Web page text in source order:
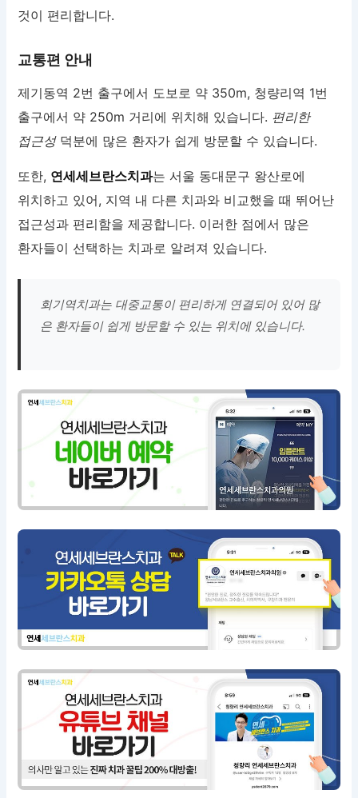
것이 편리합니다.
교통편 안내
제기동역 2번 출구에서 도보로 약 350m, 청량리역 1번
출구에서 약 250m 거리에 위치해 있습니다. 편리한
접근성덕분에 많은 환자가 쉽게 방문할 수 있습니다.
또한, 연세세브란스치과는 서울 동대문구 왕산로에
위치하고 있어, 지역 내 다른 치과와 비교했을 때 뛰어난
접근성과 편리함을 제공합니다. 이러한 점에서 많은
환자들이 선택하는 치과로 알려져 있습니다.
회기역치과는 대중교통이 편리하게 연결되어 있어 많
은 환자들이 쉽게 방문할 수 있는 위치에 있습니다.